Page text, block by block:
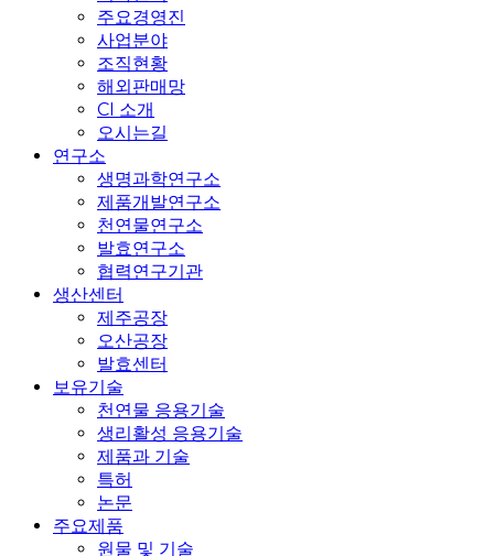
주요경영진
사업분야
조직현황
해외판매망
CI 소개
오시는길
연구소
생명과학연구소
제품개발연구소
천연물연구소
발효연구소
협력연구기관
생산센터
제주공장
오산공장
발효센터
보유기술
천연물 응용기술
생리활성 응용기술
제품과 기술
특허
논문
주요제품
원물 및 기술